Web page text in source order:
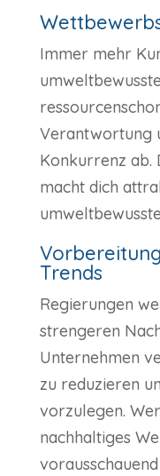
Immer mehr
Verantwortung
Konkurrenz ab.
macht dich
Trends
Regierungen
strengeren
Unternehmen
zu reduzieren
vorzulegen.
nachhaltiges